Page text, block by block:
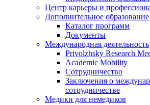
Центр карьеры и
Дополнительное образование
Каталог программ
Документы
Международная деятельность
Privolzhsky Research
Academic Mobility
Сотрудничество
Заключения о
сотрудничестве
Медики для немедиков